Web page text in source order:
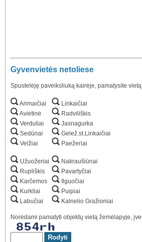
Gyvenvietės netoliese
Spustelėję paveiksliuką kairėje, pamatysite vietą
Arimaičiai
Avietinė
Verduliai
Sedūnai
Velžiai
Užuožeriai
Rupliškis
Karčemos
Kurkliai
Labučiai
Linkaičiai
Radviliškis
Jasnagurka
Gelež.st.Linkaičiai
Paežeriai
Nakraušiūnai
Pavartyčiai
Ilguočiai
Puipiai
Kalnelio Gražioniai
Norėdami pamatyti objektų vietą žemėlapyje,